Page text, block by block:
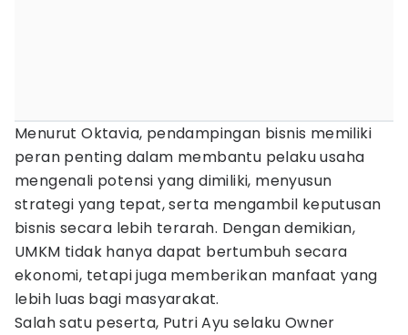
Menurut Oktavia, pendampingan bisnis memiliki
peran penting dalam membantu pelaku usaha
mengenali potensi yang dimiliki, menyusun
strategi yang tepat, serta mengambil keputusan
bisnis secara lebih terarah. Dengan demikian,
UMKM tidak hanya dapat bertumbuh secara
ekonomi, tetapi juga memberikan manfaat yang
lebih luas bagi masyarakat.
Salah satu peserta, Putri Ayu selaku Owner